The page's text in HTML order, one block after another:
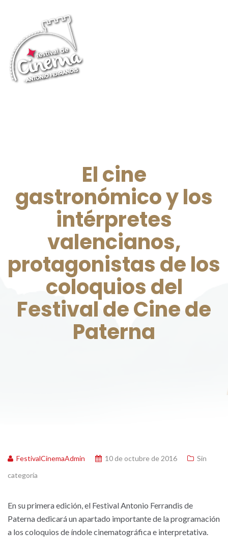
El cine
gastronómico y los
intérpretes
valencianos,
protagonistas de los
coloquios del
Festival de Cine de
Paterna
FestivalCinemaAdmin 10 de octubre de 2016
Sin
categoría
En su primera edición, el Festival Antonio Ferrandis de
Paterna dedicará un apartado importante de la programación
a los coloquios de índole cinematográfica e interpretativa.